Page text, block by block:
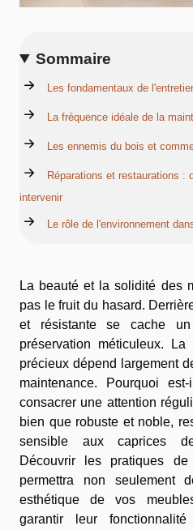
Sommaire
Les fondamentaux de
La fréquence idéale de la
Les ennemis du bois et
Réparations et restaurations :
intervenir
Le rôle de l'environnement
La beauté et la solidité des
pas le fruit du hasard.
et résistante se cache
préservation méticuleux.
précieux dépend largement
maintenance. Pourquoi
consacrer une attention
bien que robuste et noble,
sensible aux caprices
Découvrir les pratiques de
permettra non seulement
esthétique de vos
garantir leur